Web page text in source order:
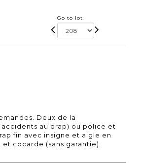
Go to lot
Deux de la
au drap) ou police et
fin avec insigne et aigle en
cocarde (sans garantie).